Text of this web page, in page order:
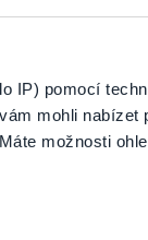
IP) pomocí
mohli nabízet
možnosti